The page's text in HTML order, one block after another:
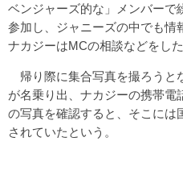
ベンジャーズ的な」メンバーで
参加し、ジャニーズの中でも情
ナカジーはMCの相談などをした
帰り際に集合写真を撮ろうと
が名乗り出、ナカジーの携帯電
の写真を確認すると、そこには
されていたという。